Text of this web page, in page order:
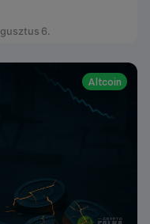
6.
Altcoin